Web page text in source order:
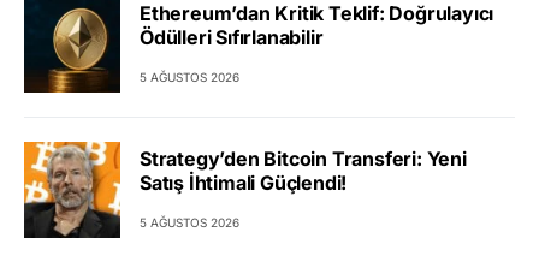
Ethereum’dan Kritik Teklif: Doğrulayıcı
Ödülleri Sıfırlanabilir
5 AĞUSTOS 2026
Strategy’den Bitcoin Transferi: Yeni
Satış İhtimali Güçlendi!
5 AĞUSTOS 2026